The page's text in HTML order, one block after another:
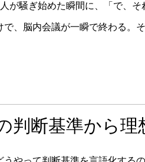
が騒ぎ始めた瞬間に、「で、
で、脳内会議が一瞬で終わる。
判断基準から